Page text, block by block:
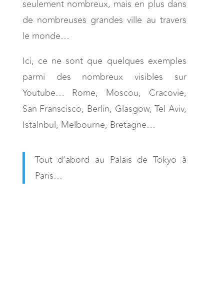
seulement nombreux, mais en plus dans
de nombreuses grandes ville au travers
le monde…
Ici, ce ne sont que quelques exemples
parmi des nombreux visibles sur
Youtube… Rome, Moscou, Cracovie,
San Franscisco, Berlin, Glasgow, Tel Aviv,
Istalnbul, Melbourne, Bretagne…
Tout d’abord au Palais de Tokyo à
Paris…